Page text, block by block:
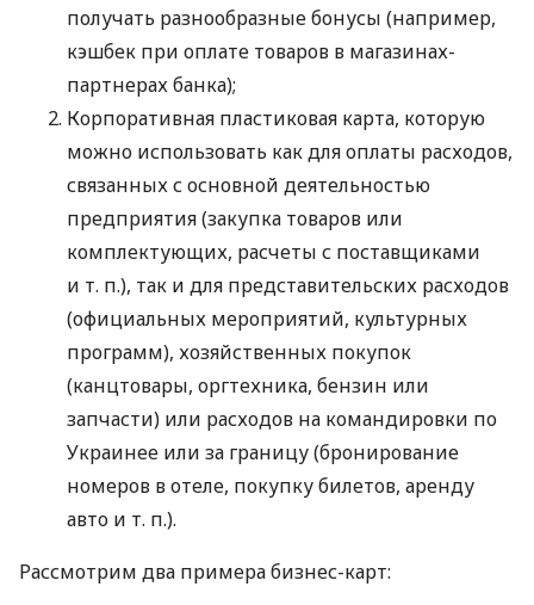
получать разнообразные бонусы (например,
кэшбек при оплате товаров в магазинах-
партнерах банка);
Корпоративная пластиковая карта, которую
можно использовать как для оплаты расходов,
связанных с основной деятельностью
предприятия (закупка товаров или
комплектующих, расчеты с поставщиками
и т. п.), так и для представительских расходов
(официальных мероприятий, культурных
программ), хозяйственных покупок
(канцтовары, оргтехника, бензин или
запчасти) или расходов на командировки по
Украинее или за границу (бронирование
номеров в отеле, покупку билетов, аренду
авто и т. п.).
Рассмотрим два примера бизнес-карт: